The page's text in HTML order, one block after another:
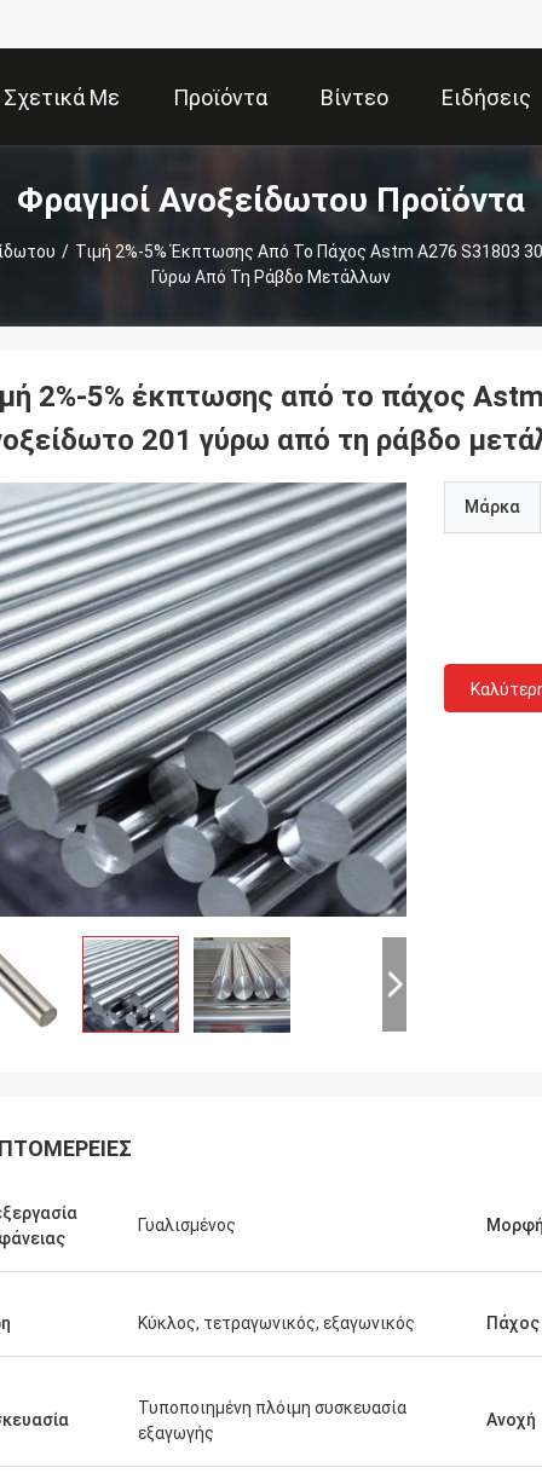
Σχετικά Με
Εμάς
Προϊόντα Βίντεο Ειδήσεις
Φραγμοί Ανοξείδωτου Προϊόντα
/ Τιμή 2%-5% Έκπτωσης Από Το Πάχος Astm A276 S31803
Γύρω Από Τη Ράβδο Μετάλλων
2%-5% έκπτωσης από το πάχος
201 γύρω από τη ράβδο
Μάρκα
Γυαλισμένος Μορφή
Κύκλος, τετραγωνικός, εξαγωνικός Πάχος
Τυποποιημένη πλόιμη συσκευασία
εξαγωγής
Ανοχή